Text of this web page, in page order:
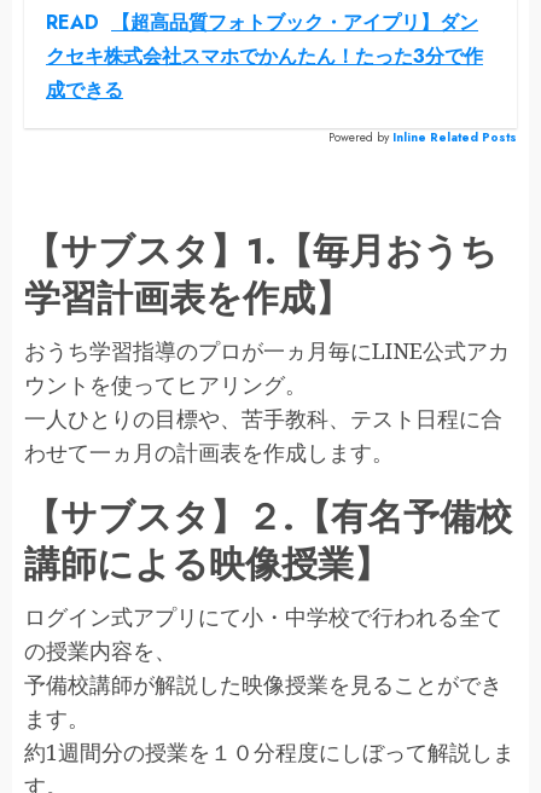
READ
【超高品質フォトブック・アイプリ】ダン
クセキ株式会社スマホでかんたん！たった3分で作
成できる
Powered by Inline Related Posts
【サブスタ】1.【毎月おうち
学習計画表を作成】
おうち学習指導のプロが一ヵ月毎にLINE公式アカ
ウントを使ってヒアリング。
一人ひとりの目標や、苦手教科、テスト日程に合
わせて一ヵ月の計画表を作成します。
【サブスタ】２.【有名予備校
講師による映像授業】
ログイン式アプリにて小・中学校で行われる全て
の授業内容を、
予備校講師が解説した映像授業を見ることができ
ます。
約1週間分の授業を１０分程度にしぼって解説しま
す。